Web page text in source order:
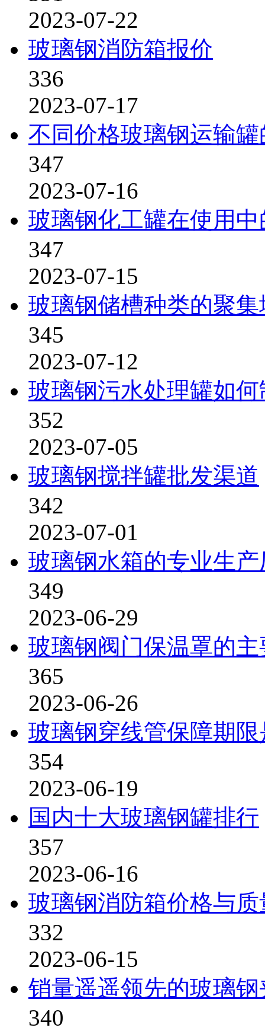
2023-07-22
玻璃钢消防箱报价
336
2023-07-17
不同价格玻璃钢运输
347
2023-07-16
玻璃钢化工罐在使用
347
2023-07-15
玻璃钢储槽种类的聚集
345
2023-07-12
玻璃钢污水处理罐如何
352
2023-07-05
玻璃钢搅拌罐批发渠道
342
2023-07-01
玻璃钢水箱的专业生产
349
2023-06-29
玻璃钢阀门保温罩的
365
2023-06-26
玻璃钢穿线管保障期
354
2023-06-19
国内十大玻璃钢罐排行
357
2023-06-16
玻璃钢消防箱价格与
332
2023-06-15
销量遥遥领先的玻璃
340